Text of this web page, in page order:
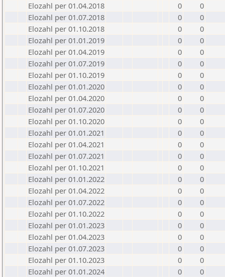
Elozahl per 01.04.2018
0
0
Elozahl per 01.07.2018
0
0
Elozahl per 01.10.2018
0
0
Elozahl per 01.01.2019
0
0
Elozahl per 01.04.2019
0
0
Elozahl per 01.07.2019
0
0
Elozahl per 01.10.2019
0
0
Elozahl per 01.01.2020
0
0
Elozahl per 01.04.2020
0
0
Elozahl per 01.07.2020
0
0
Elozahl per 01.10.2020
0
0
Elozahl per 01.01.2021
0
0
Elozahl per 01.04.2021
0
0
Elozahl per 01.07.2021
0
0
Elozahl per 01.10.2021
0
0
Elozahl per 01.01.2022
0
0
Elozahl per 01.04.2022
0
0
Elozahl per 01.07.2022
0
0
Elozahl per 01.10.2022
0
0
Elozahl per 01.01.2023
0
0
Elozahl per 01.04.2023
0
0
Elozahl per 01.07.2023
0
0
Elozahl per 01.10.2023
0
0
Elozahl per 01.01.2024
0
0